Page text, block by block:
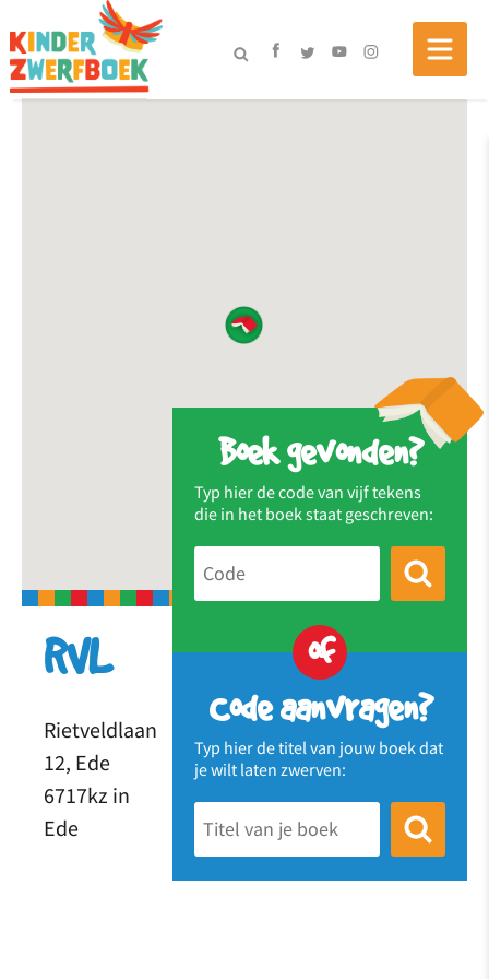
Boek gevonden?
Typ hier de code van vijf tekens
die in het boek staat geschreven:
of
Code aanvragen?
Typ hier de titel van jouw boek dat
je wilt laten zwerven:
RVL
Rietveldlaan
12, Ede
6717kz in
Ede